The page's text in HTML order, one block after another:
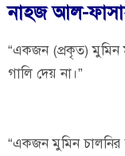
নাহজ আল-
“একজন (প্রকৃত) মুমিন
গালি দেয় না।”
“একজন মুমিন চালনির